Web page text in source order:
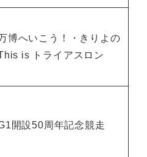
博へいこう！・きりよの
is トライアスロン
開設50周年記念競走